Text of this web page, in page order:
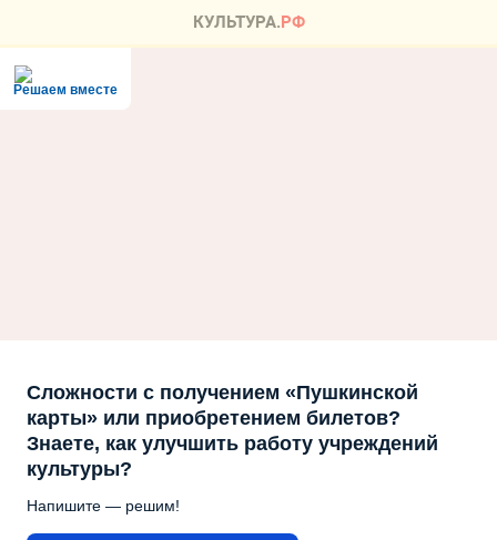
Решаем вместе
Сложности с получением «Пушкинской
карты» или приобретением билетов?
Знаете, как улучшить работу учреждений
культуры?
Напишите — решим!